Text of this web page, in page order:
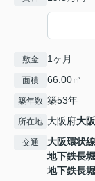
敷金 1ヶ月
面積 66.00㎡
築年数 築53年
所在地 大阪府大
交通 大阪環状線
地下鉄長
地下鉄長